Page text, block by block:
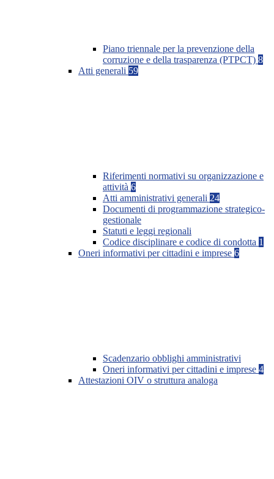
Piano triennale per la prevenzione della
corruzione e della trasparenza (PTPCT) 8
Atti generali 59
Riferimenti normativi su organizzazione e
attività 6
Atti amministrativi generali 24
Documenti di programmazione strategico-
gestionale
Statuti e leggi regionali
Codice disciplinare e codice di condotta 1
Oneri informativi per cittadini e imprese 6
Scadenzario obblighi amministrativi
Oneri informativi per cittadini e imprese 4
Attestazioni OIV o struttura analoga